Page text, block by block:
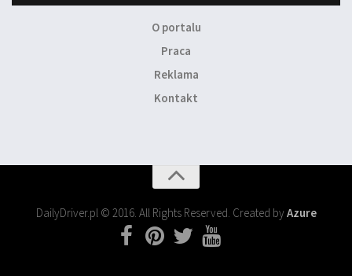
O portalu
Praca
Reklama
Kontakt
DailyDriver.pl © 2016. All Rights Reserved. Created byAzure